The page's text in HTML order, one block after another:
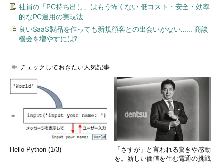
社員の「PC持ち出し」はもう怖くない 低コスト・安全・効率
的なPC運用の実現法
良いSaaS製品を作っても新規顧客との出会いがない...... 商談
機会を増やすには?
チェックしておきたい人気記事
Hello Python (1/3)
「さすが」と言われる驚きや感動
を。新しい価値を生む電通の挑戦